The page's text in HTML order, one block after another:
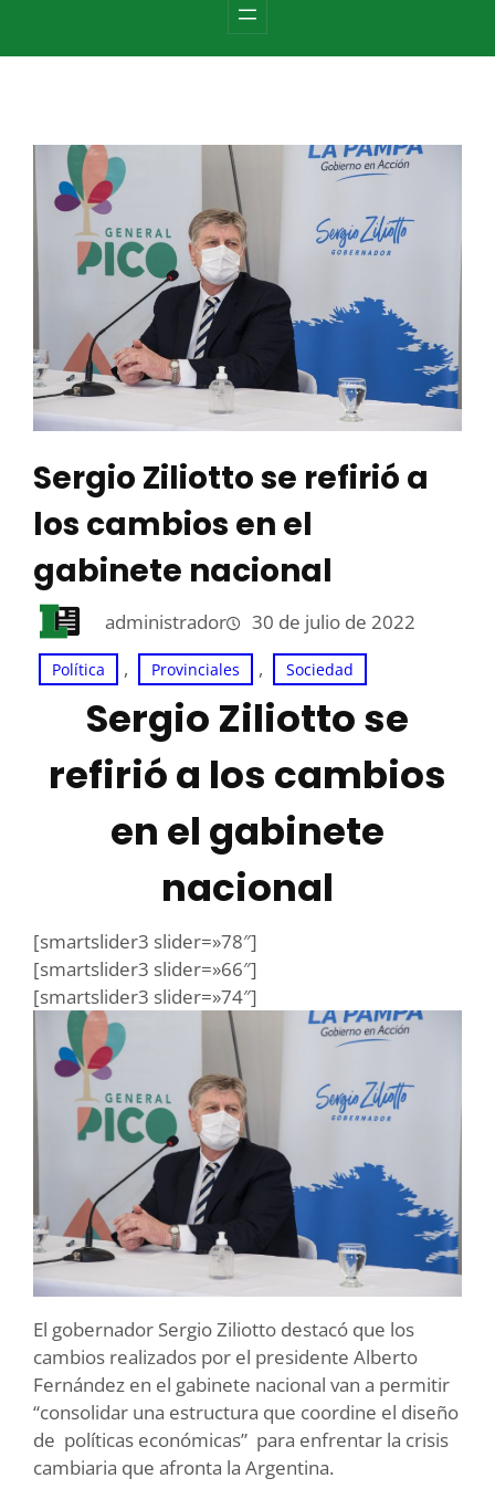
Sergio Ziliotto se refirió a
los cambios en el
gabinete nacional
administrador 30 de julio de 2022
Política , Provinciales , Sociedad
Sergio Ziliotto se
refirió a los cambios
en el gabinete
nacional
[smartslider3 slider=»78″]
[smartslider3 slider=»66″]
[smartslider3 slider=»74″]
El gobernador Sergio Ziliotto destacó que los
cambios realizados por el presidente Alberto
Fernández en el gabinete nacional van a permitir
“consolidar una estructura que coordine el diseño
de políticas económicas” para enfrentar la crisis
cambiaria que afronta la Argentina.